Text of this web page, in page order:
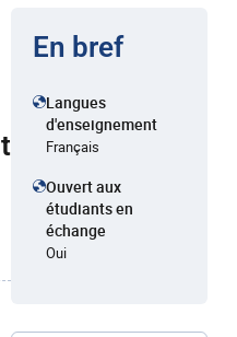
En bref
Langues
d'enseignement
Français
Ouvert aux
étudiants en
échange
Oui